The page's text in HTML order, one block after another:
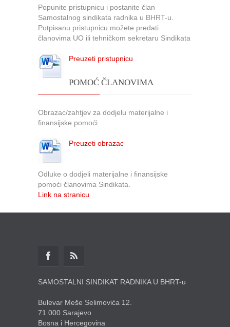
Popunite pristupnicu i postanite član
Samostalnog sindikata radnika u BHRT-u.
Potpisanu pristupnicu možete predati
članovima UO ili tehničkom sekretaru Sindikata
Preuzeti pristupnicu
POMOĆ ČLANOVIMA
Obrazac/zahtjev za dodjelu materijalne i
finansijske pomoći
Preuzeti obrazac
Odluke o dodjeli materijalne i finansijske
pomoći članovima Sindikata.
Link na stranicu
SAMOSTALNI SINDIKAT RADNIKA U BHRT-u
Bulevar Meše Selimovića 12.
71 000 Sarajevo
Bosna i Hercegovina